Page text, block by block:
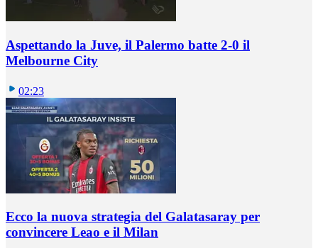
Aspettando la Juve, il Palermo batte 2-0 il
Melbourne City
02:23
Ecco la nuova strategia del Galatasaray per
convincere Leao e il Milan